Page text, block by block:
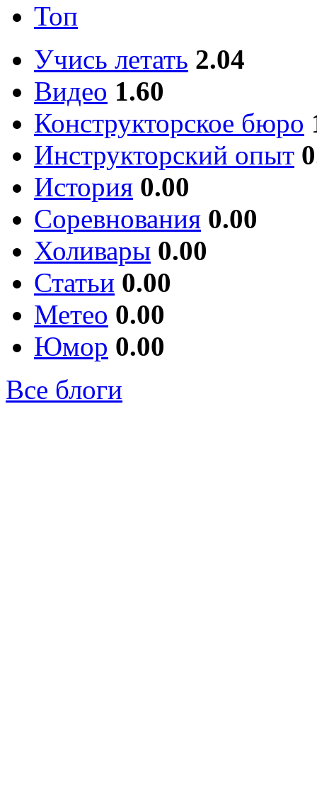
Топ
Учись летать 2.04
Видео 1.60
Конструкторское бюро
Инструкторский опыт
История 0.00
Соревнования 0.00
Холивары 0.00
Статьи 0.00
Метео 0.00
Юмор 0.00
Все блоги